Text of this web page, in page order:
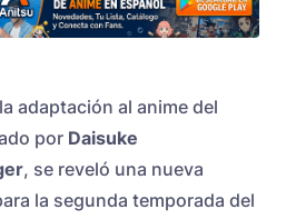
adaptación al anime del
por Daisuke
, se reveló una nueva
la segunda temporada del